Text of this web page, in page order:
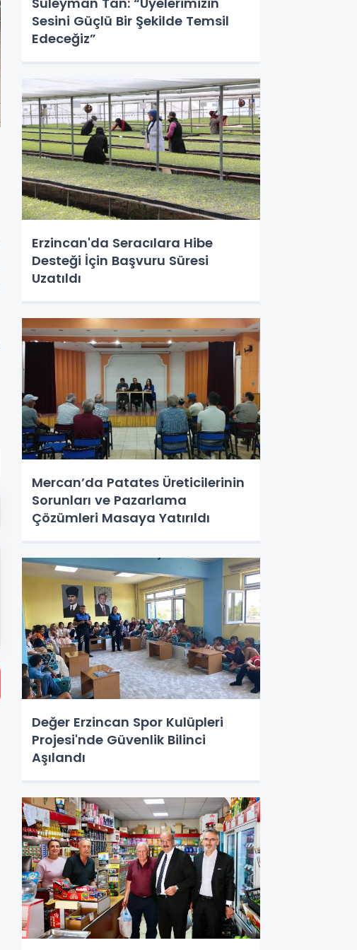
Sesini Güçlü Bir Şekilde Temsil
Edeceğiz”
Erzincan'da Seracılara Hibe
Desteği İçin Başvuru Süresi
Uzatıldı
Mercan’da Patates Üreticilerinin
Sorunları ve Pazarlama
Çözümleri Masaya Yatırıldı
Değer Erzincan Spor Kulüpleri
Projesi'nde Güvenlik Bilinci
Aşılandı